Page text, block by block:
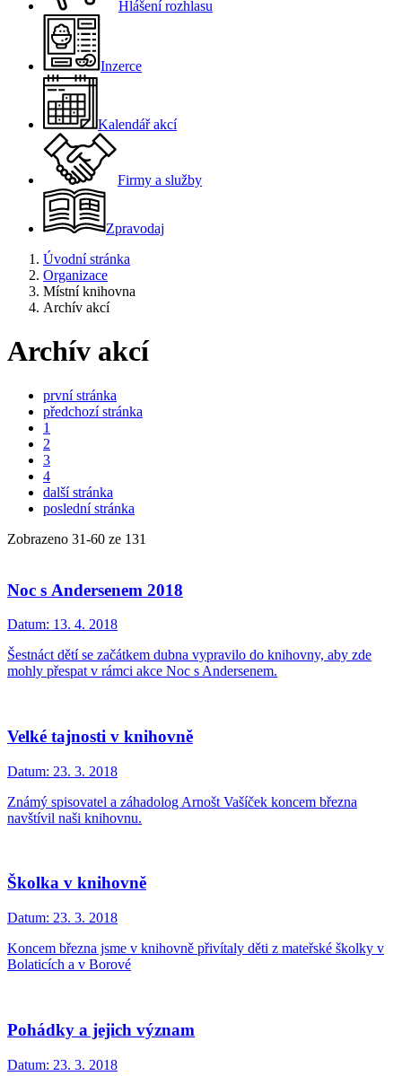
Hlášení rozhlasu
Inzerce
Kalendář akcí
Firmy a služby
Zpravodaj
Úvodní stránka
Organizace
Místní knihovna
Archív akcí
Archív akcí
první stránka
předchozí stránka
1
2
3
4
další stránka
poslední stránka
Zobrazeno 31-60 ze 131
Noc s Andersenem 2018
Datum: 13. 4. 2018
Šestnáct dětí se začátkem dubna vypravilo do knihovny, aby zde
mohly přespat v rámci akce Noc s Andersenem.
Velké tajnosti v knihovně
Datum: 23. 3. 2018
Známý spisovatel a záhadolog Arnošt Vašíček koncem března
navštívil naši knihovnu.
Školka v knihovně
Datum: 23. 3. 2018
Koncem března jsme v knihovně přivítaly děti z mateřské školky v
Bolaticích a v Borové
Pohádky a jejich význam
Datum: 23. 3. 2018